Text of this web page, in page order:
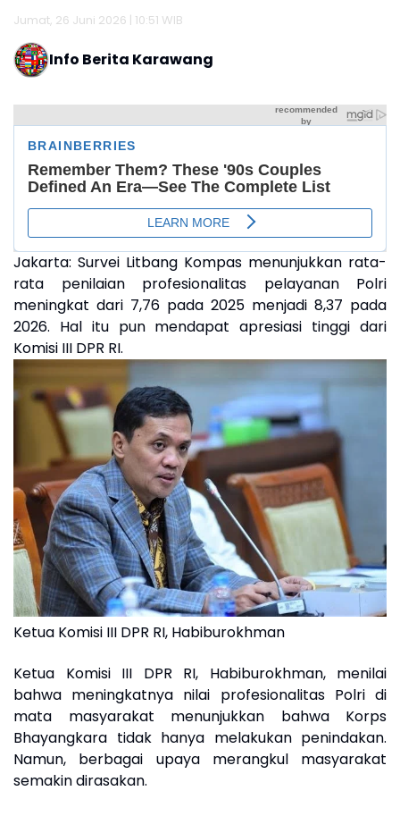
Jumat, 26 Juni 2026 | 10:51 WIB
Info Berita Karawang
Jakarta: Survei Litbang Kompas menunjukkan rata-
rata penilaian profesionalitas pelayanan Polri
meningkat dari 7,76 pada 2025 menjadi 8,37 pada
2026. Hal itu pun mendapat apresiasi tinggi dari
Komisi III DPR RI.
Ketua Komisi III DPR RI, Habiburokhman
Ketua Komisi III DPR RI, Habiburokhman, menilai
bahwa meningkatnya nilai profesionalitas Polri di
mata masyarakat menunjukkan bahwa Korps
Bhayangkara tidak hanya melakukan penindakan.
Namun, berbagai upaya merangkul masyarakat
semakin dirasakan.